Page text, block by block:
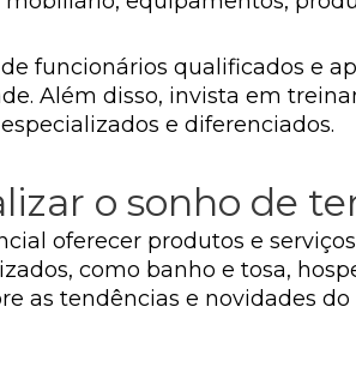
funcionários qualificados e
Além disso, invista em
e diferenciados.
o sonho de
oferecer produtos e
como banho e tosa,
as tendências e novidades